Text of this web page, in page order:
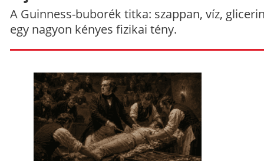
A Guinness-buborék titka: szappan, víz,
egy nagyon kényes fizikai tény.